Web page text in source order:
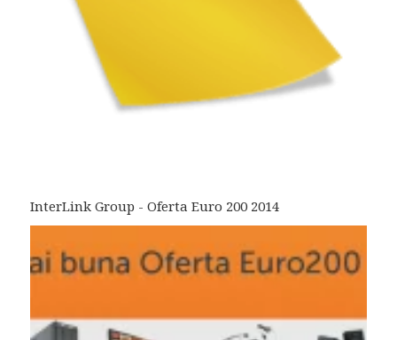
InterLink Group - Oferta Euro 200 2014